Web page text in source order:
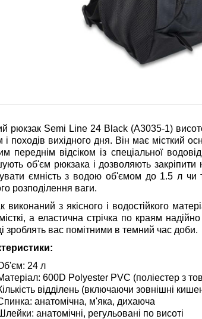
рюкзак Semi Line 24 Black (A3035-1)
і походів вихідного дня. Він має
переднім відсіком із спеціальної
об'єм рюкзака і дозволяють
ємність з водою об'ємом до 1.5 л
розподілення ваги.
виконаний з якісного і водостійкого
а еластична стрічка по краям
зроблять вас помітними в темний час доби.
24 л
600D Polyester PVC (поліестер з
відділень (включаючи зовнішні
анатомічна, м'яка, дихаюча
анатомічні, регульовані по висоті